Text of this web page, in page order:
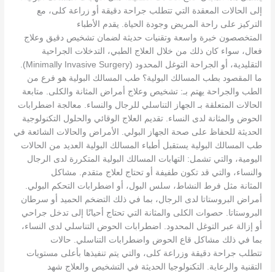
إلى الحالات المعقدة التي تتطلب جراحة دقيقة أو زراعة كلى، مع
التركيز على راحة المريض وجودة الحياة. يقدم الأطباء
المتخصصون خبرة واسعة وتقنيات حديثة لضمان تشخيص دقيق وعلاج
فعال، سواء كان ذلك من خلال العلاج الطبي، التدخلات الجراحية
التقليدية، أو الجراحة التوغل المحدود (Minimally Invasive Surgery).
ما المقصود بطب المسالك البولية؟ طب المسالك البولية هو فرع من
الطب والجراحة يهتم بـ: تشخيص وعلاج أمراض المثانة والكلى. متابعة
الحالات المتعلقة بـ الجهاز التناسلي للرجال والنساء. معالجة اضطرابات
الحوض والمثانة لدى النساء. تقديم العلاج الوقائي والحلول التكنولوجية
الحديثة للحفاظ على صحة الجهاز البولي. الأمراض والحالات الشائعة في
طب المسالك البولية يستقبل أطباء المسالك البولية العديد من الحالات
اليومية، والتي تشمل: التهابات المسالك البولية المتكررة لدى الرجال
والنساء، والتي قد تكون طفيفة أو تحتاج لعلاج متقدم. مشاكل
المثانة مثل فرط النشاط، سلس البول، أو اضطرابات التحكم البولي.
أمراض البروستاتا لدى الرجال، بما في ذلك التضخم الحميد أو سرطان
البروستاتا. حصوات الكلى والمثانة التي تحتاج أحيانًا إلى تدخل جراحي
أو إزالة عبر التوغل المحدود. اضطرابات الحوض التناسلي لدى النساء،
بما في ذلك مشاكل قاع الحوض واضطرابات التناسلي. حالات
تتطلب جراحة دقيقة وزراعة كلى، والتي يتم تنفيذها بأعلى مستويات
التقنية والرعاية. التكنولوجيا الحديثة في التشخيص والعلاج شهد